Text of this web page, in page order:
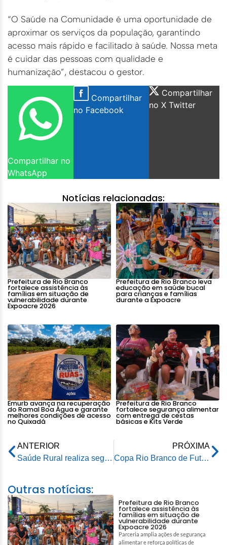
“O Saúde na Comunidade é uma oportunidade de
aproximar os serviços da população, garantindo
acesso mais rápido e facilitado à saúde. Nossa meta
é cuidar das pessoas com qualidade e
humanização”, destacou o gestor.
Compartilhar no
WhatsApp
Compartilhar
no Facebook
Compartilhar
no X Twitter
Notícias relacionadas:
Prefeitura de Rio Branco
fortalece assistência às
famílias em situação de
vulnerabilidade durante
Expoacre 2026
Prefeitura de Rio Branco leva
educação em saúde bucal
para crianças e famílias
durante a Expoacre
Emurb avança na recuperação
do Ramal Boa Água e garante
melhores condições de acesso
no Quixadá
Prefeitura de Rio Branco
fortalece segurança alimentar
com entrega de cestas
básicas e Kits Verde
ANTERIOR
Saúde Rural realiza segunda parada neste sábado e leva atendimentos à comunidade da AC-10
PRÓXIMA
Copa Rio Branco de Futebol Amador 2026 terá abertura oficial no Estádio Tonicão
Outras notícias:
Prefeitura de Rio Branco
fortalece assistência às
famílias em situação de
vulnerabilidade durante
Expoacre 2026
Parceria amplia ações de segurança
alimentar e reforça políticas de